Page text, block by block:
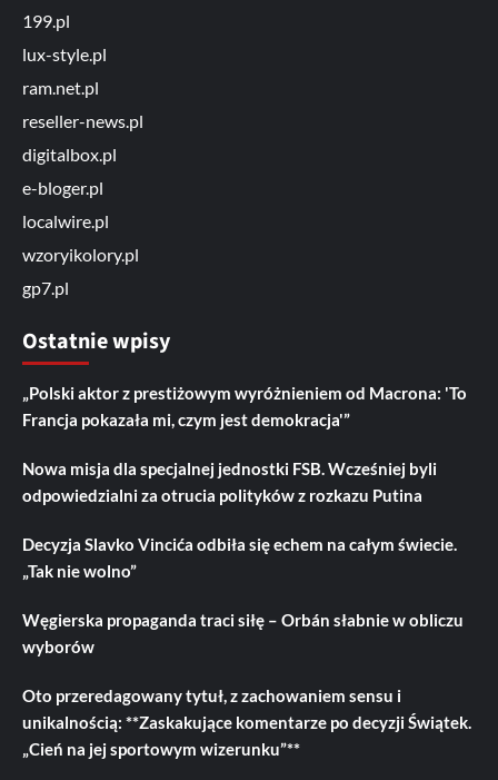
199.pl
lux-style.pl
ram.net.pl
reseller-news.pl
digitalbox.pl
e-bloger.pl
localwire.pl
wzoryikolory.pl
gp7.pl
Ostatnie wpisy
„Polski aktor z prestiżowym wyróżnieniem od Macrona: 'To
Francja pokazała mi, czym jest demokracja'”
Nowa misja dla specjalnej jednostki FSB. Wcześniej byli
odpowiedzialni za otrucia polityków z rozkazu Putina
Decyzja Slavko Vincića odbiła się echem na całym świecie.
„Tak nie wolno”
Węgierska propaganda traci siłę – Orbán słabnie w obliczu
wyborów
Oto przeredagowany tytuł, z zachowaniem sensu i
unikalnością: **Zaskakujące komentarze po decyzji Świątek.
„Cień na jej sportowym wizerunku”**